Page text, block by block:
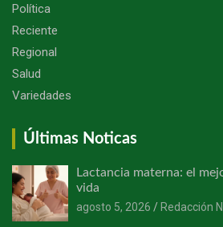
Política
Reciente
Regional
Salud
Variedades
Últimas Noticas
Lactancia materna: el
vida
agosto 5, 2026
Redacción